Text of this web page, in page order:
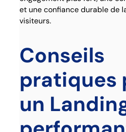
et une confiance durable de
visiteurs.
Conseils
pratiques
un